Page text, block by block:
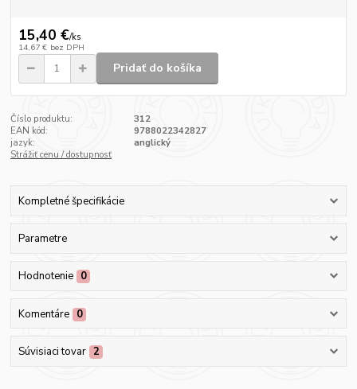
15,40 €/ks
14,67 € bez DPH
Pridať do košíka
Číslo produktu:
312
EAN kód:
9788022342827
jazyk:
anglický
Strážiť cenu / dostupnosť
Kompletné špecifikácie
Parametre
Hodnotenie 0
Komentáre 0
Súvisiaci tovar 2